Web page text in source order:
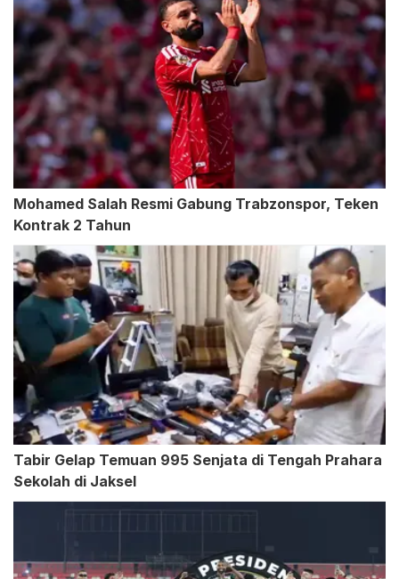
Mohamed Salah Resmi Gabung Trabzonspor, Teken
Kontrak 2 Tahun
Tabir Gelap Temuan 995 Senjata di Tengah Prahara
Sekolah di Jaksel